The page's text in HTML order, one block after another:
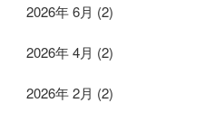
2026年 6月 (2)
2026年 4月 (2)
2026年 2月 (2)